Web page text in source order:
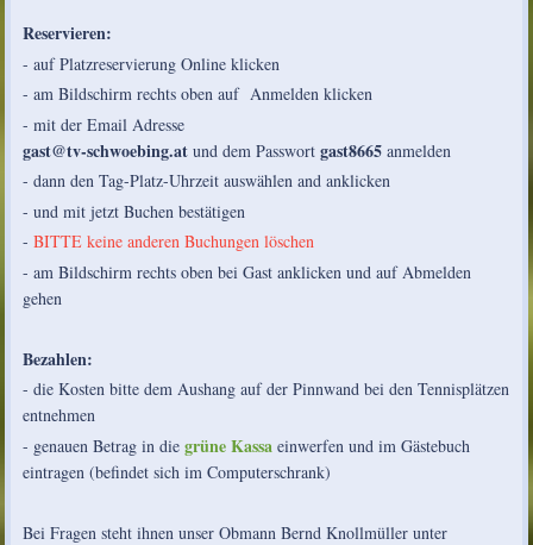
Reservieren:
- auf Platzreservierung Online klicken
- am Bildschirm rechts oben auf Anmelden klicken
- mit der Email Adresse
gast@tv-schwoebing.atund dem Passwort gast8665anmelden
- dann den Tag-Platz-Uhrzeit auswählen and anklicken
- und mit jetzt Buchen bestätigen
- BITTE keine anderen Buchungen löschen
- am Bildschirm rechts oben bei Gast anklicken und auf Abmelden
gehen
Bezahlen:
- die Kosten bitte dem Aushang auf der Pinnwand bei den Tennisplätzen
entnehmen
- genauen Betrag in die grüne Kassa einwerfen und im Gästebuch
eintragen (befindet sich im Computerschrank)
Bei Fragen steht ihnen unser Obmann Bernd Knollmüller unter